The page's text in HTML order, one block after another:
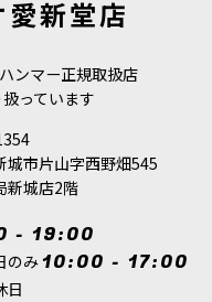
新堂店
ンマー正規取扱店
っています
城市片山字西野畑545
新城店2階
- 19:00
のみ10:00 - 17:00
日